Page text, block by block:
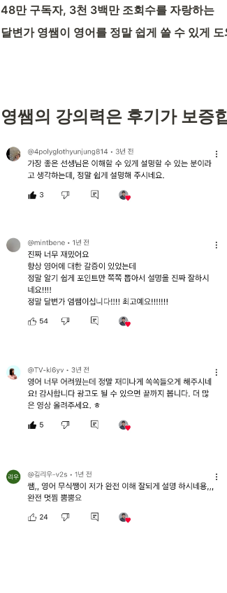
48만 구독자, 3천 3백만 조회수를 자랑하는
달변가 영쌤이 영어를 정말 쉽게 쓸 수 있게
영쌤의 강의력은 후기가 보증